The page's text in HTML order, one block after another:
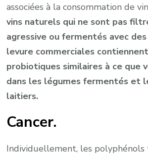
associées à la consommation de
vins naturels qui ne sont pas
agressive ou fermentés avec
levure commerciales
probiotiques similaires à ce que
dans les légumes fermentés et
laitiers.
Cancer.
Individuellement, les polyphénols